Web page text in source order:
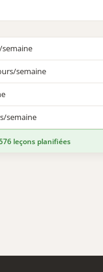
semaine
semaine
leçons planifiées